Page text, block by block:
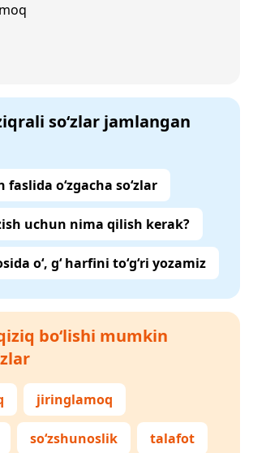
so‘zlar jamlangan
o‘zgacha so‘zlar
uchun nima qilish kerak?
o‘, g‘ harfini to‘g‘ri yozamiz
bo‘lishi mumkin
jiringlamoq
so‘zshunoslik talafot